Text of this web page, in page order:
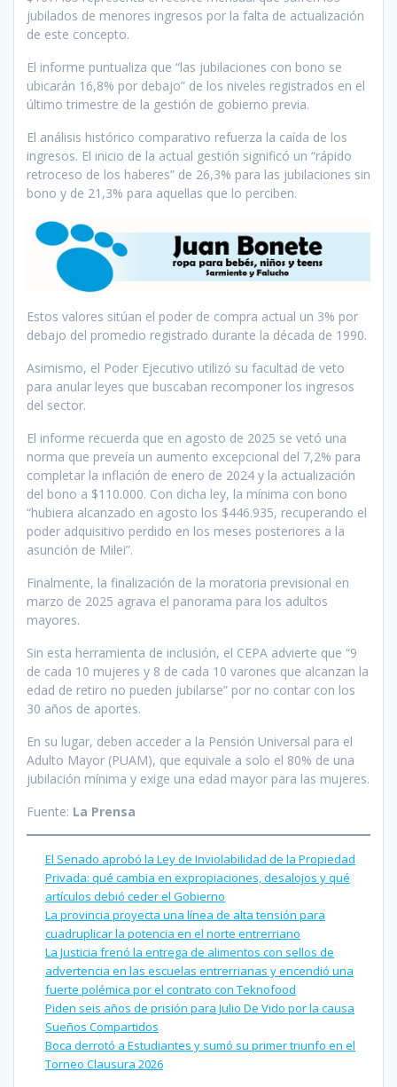
jubilados de menores ingresos por la falta de actualización
de este concepto.
El informe puntualiza que “las jubilaciones con bono se
ubicarán 16,8% por debajo” de los niveles registrados en el
último trimestre de la gestión de gobierno previa.
El análisis histórico comparativo refuerza la caída de los
ingresos. El inicio de la actual gestión significó un “rápido
retroceso de los haberes” de 26,3% para las jubilaciones sin
bono y de 21,3% para aquellas que lo perciben.
Estos valores sitúan el poder de compra actual un 3% por
debajo del promedio registrado durante la década de 1990.
Asimismo, el Poder Ejecutivo utilizó su facultad de veto
para anular leyes que buscaban recomponer los ingresos
del sector.
El informe recuerda que en agosto de 2025 se vetó una
norma que preveía un aumento excepcional del 7,2% para
completar la inflación de enero de 2024 y la actualización
del bono a $110.000. Con dicha ley, la mínima con bono
“hubiera alcanzado en agosto los $446.935, recuperando el
poder adquisitivo perdido en los meses posteriores a la
asunción de Milei”.
Finalmente, la finalización de la moratoria previsional en
marzo de 2025 agrava el panorama para los adultos
mayores.
Sin esta herramienta de inclusión, el CEPA advierte que “9
de cada 10 mujeres y 8 de cada 10 varones que alcanzan la
edad de retiro no pueden jubilarse” por no contar con los
30 años de aportes.
En su lugar, deben acceder a la Pensión Universal para el
Adulto Mayor (PUAM), que equivale a solo el 80% de una
jubilación mínima y exige una edad mayor para las mujeres.
Fuente: La Prensa
El Senado aprobó la Ley de Inviolabilidad de la Propiedad
Privada: qué cambia en expropiaciones, desalojos y qué
artículos debió ceder el Gobierno
La provincia proyecta una línea de alta tensión para
cuadruplicar la potencia en el norte entrerriano
La Justicia frenó la entrega de alimentos con sellos de
advertencia en las escuelas entrerrianas y encendió una
fuerte polémica por el contrato con Teknofood
Piden seis años de prisión para Julio De Vido por la causa
Sueños Compartidos
Boca derrotó a Estudiantes y sumó su primer triunfo en el
Torneo Clausura 2026